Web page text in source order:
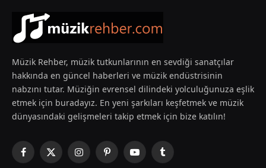
Müzik Rehber, müzik tutkunlarının en sevdiği sanatçılar
hakkında en güncel haberleri ve müzik endüstrisinin
nabzını tutar. Müziğin evrensel dilindeki yolculuğunuza eşlik
etmek için buradayız. En yeni şarkıları keşfetmek ve müzik
dünyasındaki gelişmeleri takip etmek için bize katılın!
Facebook
X
InstagramPinterestYouTubeTumblr